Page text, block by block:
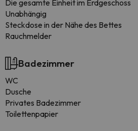
Die gesamte Einheit im Erdgeschoss
Unabhängig
Steckdose in der Nähe des Bettes
Rauchmelder
Badezimmer
WC
Dusche
Privates Badezimmer
Toilettenpapier